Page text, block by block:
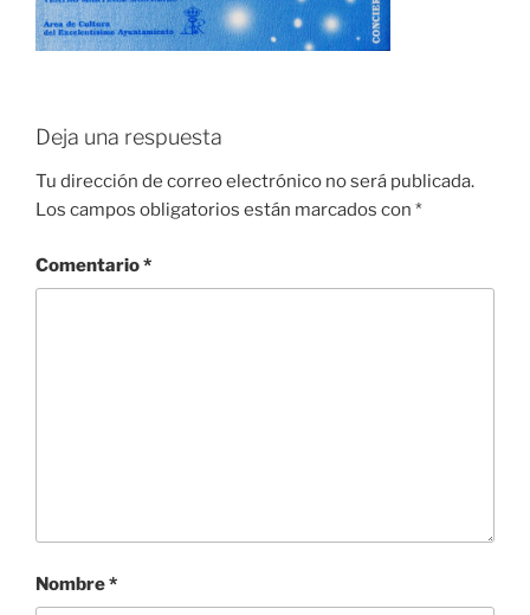
Deja una respuesta
Tu dirección de correo electrónico no será publicada.
Los campos obligatorios están marcados con *
Comentario*
Nombre*